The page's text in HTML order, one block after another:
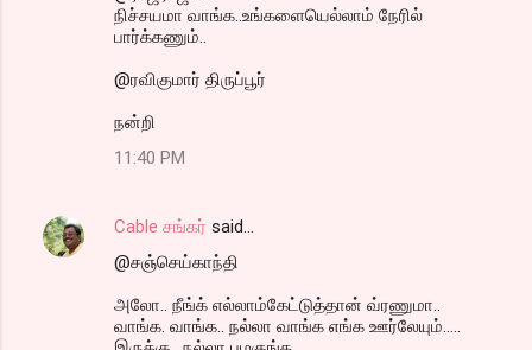
நிச்சயமா வாங்க..உங்களையெல்லாம் நேரில்
பார்க்கணும்..
@ரவிகுமார் திருப்பூர்
நன்றி
11:40 PM
Cable சங்கர் said…
@சஞ்செய்காந்தி
அலோ.. நீங்க் எல்லாம்கேட்டுத்தான் வ்ரணுமா..
வாங்க. வாங்க.. நல்லா வாங்க எங்க ஊர்லேயும்.....